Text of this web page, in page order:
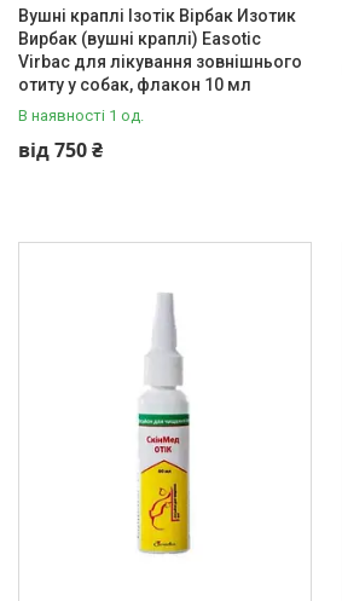
Вушні краплі Ізотік Вірбак Изотик
Вирбак (вушні краплі) Easotic
Virbac для лікування зовнішнього
отиту у собак, флакон 10 мл
В наявності 1 од.
від 750 ₴